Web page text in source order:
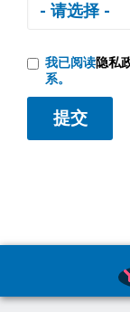
我已阅读隐私
系。